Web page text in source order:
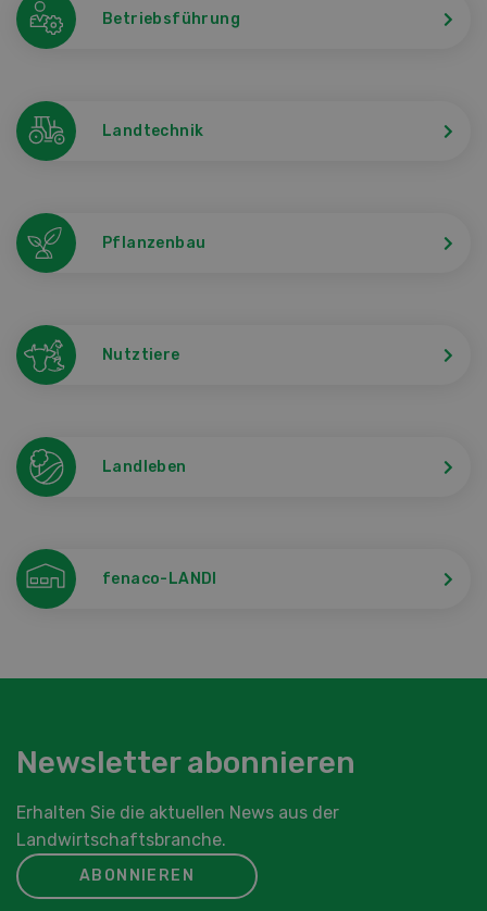
Betriebsführung
Landtechnik
Pflanzenbau
Nutztiere
Landleben
fenaco-LANDI
Newsletter abonnieren
Erhalten Sie die aktuellen News aus der
Landwirtschaftsbranche.
ABONNIEREN